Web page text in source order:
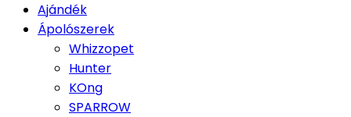
Ajándék
Ápolószerek
Whizzopet
Hunter
KOng
SPARROW